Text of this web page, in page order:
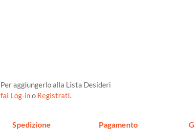
Per aggiungerlo alla Lista Desideri
fai Log-ino Registrati.
Spedizione Pagamento